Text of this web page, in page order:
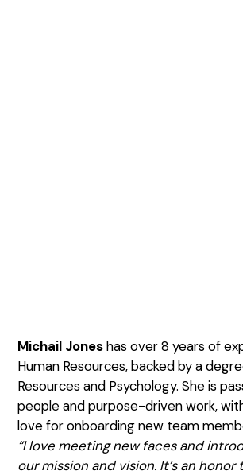
Michail Joneshas over 8 years of
Human Resources, backed by a
Resources and Psychology. She is
people and purpose-driven work,
love for onboarding new team
“I love meeting new faces and
our mission and vision. It’s an